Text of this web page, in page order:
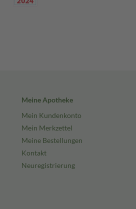
Meine Apotheke
Mein Kundenkonto
Mein Merkzettel
Meine Bestellungen
Kontakt
Neuregistrierung